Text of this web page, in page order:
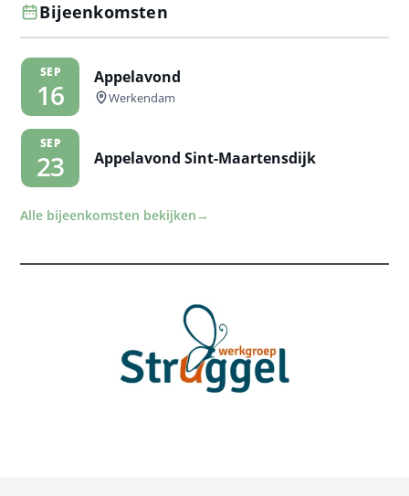
Bijeenkomsten
SEP
16
Appelavond
Werkendam
SEP
23 Appelavond Sint-Maartensdijk
Alle bijeenkomsten bekijken →